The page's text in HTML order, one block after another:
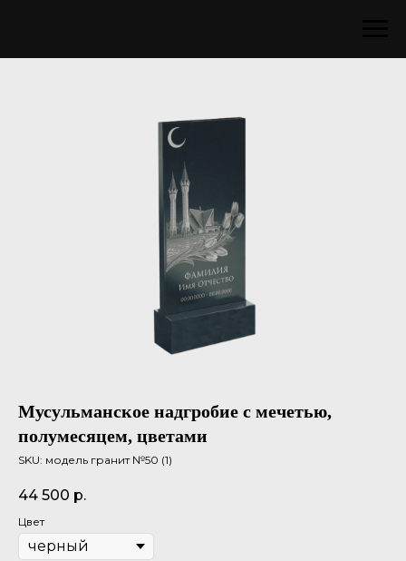
Мусульманское надгробие с мечетью,
полумесяцем, цветами
SKU: модель гранит №50 (1)
44 500 р.
Цвет